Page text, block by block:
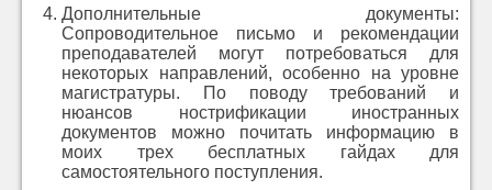
Дополнительные документы:
Сопроводительное письмо и рекомендации
преподавателей могут потребоваться для
некоторых направлений, особенно на уровне
магистратуры. По поводу требований и
нюансов нострификации иностранных
документов можно почитать информацию в
моих трех бесплатных гайдах для
самостоятельного поступления.